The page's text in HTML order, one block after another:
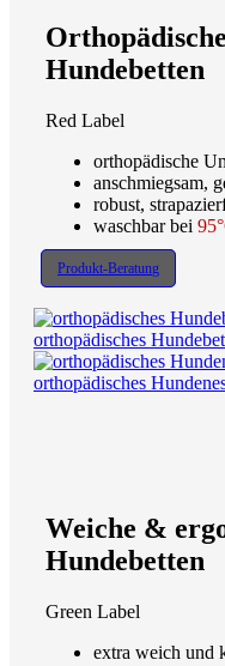
Orthopädische
Hundebetten
Red Label
orthopädische
anschmiegsam,
robust,
waschbar bei
Produkt-Beratung
orthopädisches
orthopädisches
Weiche &
Hundebetten
Green Label
extra weich und